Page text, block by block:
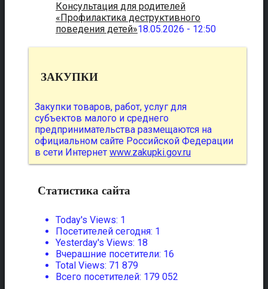
Консультация для родителей
«Профилактика деструктивного
поведения детей»18.05.2026 - 12:50
ЗАКУПКИ
Закупки товаров, работ, услуг для
субъектов малого и среднего
предпринимательства размещаются на
официальном сайте Российской Федерации
в сети Интернет www.zakupki.gov.ru
Статистика сайта
Today's Views: 1
Посетителей сегодня: 1
Yesterday's Views: 18
Вчерашние посетители: 16
Total Views: 71 879
Всего посетителей: 179 052